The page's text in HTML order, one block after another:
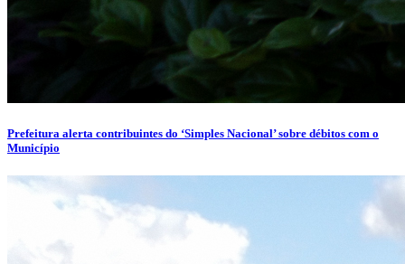
Prefeitura alerta contribuintes do ‘Simples Nacional’ sobre débitos com o
Município